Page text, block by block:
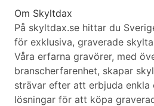
Om Skyltdax
På skyltdax.se hittar du
för exklusiva, graverade
Våra erfarna gravörer, med
branscherfarenhet, skapar
strävar efter att erbjuda enkla
lösningar för att köpa